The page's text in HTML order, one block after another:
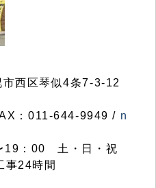
西区琴似4条7-3-12
：011-644-9949 / n
19：00 土・日・祝
24時間